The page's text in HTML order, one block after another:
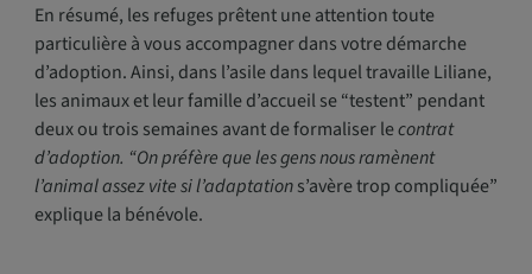
En résumé, les refuges prêtent une attention toute
particulière à vous accompagner dans votre démarche
d’adoption. Ainsi, dans l’asile dans lequel travaille Liliane,
les animaux et leur famille d’accueil se “testent” pendant
deux ou trois semaines avant de formaliser lecontrat
d’adoption. “On préfère que les gens nous ramènent
l’animal assez vite si l’adaptations’avère trop compliquée”
explique la bénévole.